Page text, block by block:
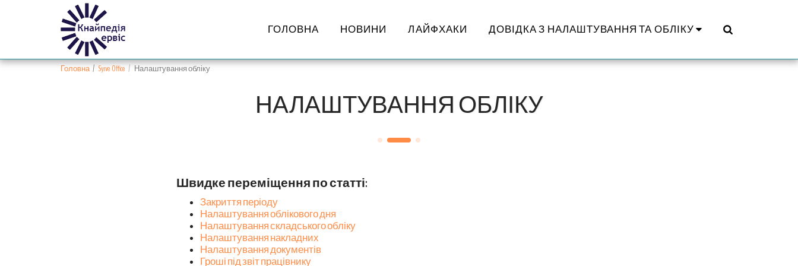
ГОЛОВНА НОВИНИ ЛАЙФХАКИ ДОВІДКА З НАЛАШТУВАННЯ ТА ОБЛІКУ
Головна Syrve Office Налаштування обліку
НАЛАШТУВАННЯ ОБЛІКУ
Швидке переміщення по статті:
Закриття періоду
Налаштування облікового дня
Налаштування складського обліку
Налаштування накладних
Налаштування документів
Гроші під звіт працівнику